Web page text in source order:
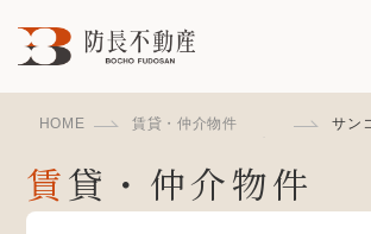
HOME 賃貸・仲介物件 サン
賃貸・仲介物件